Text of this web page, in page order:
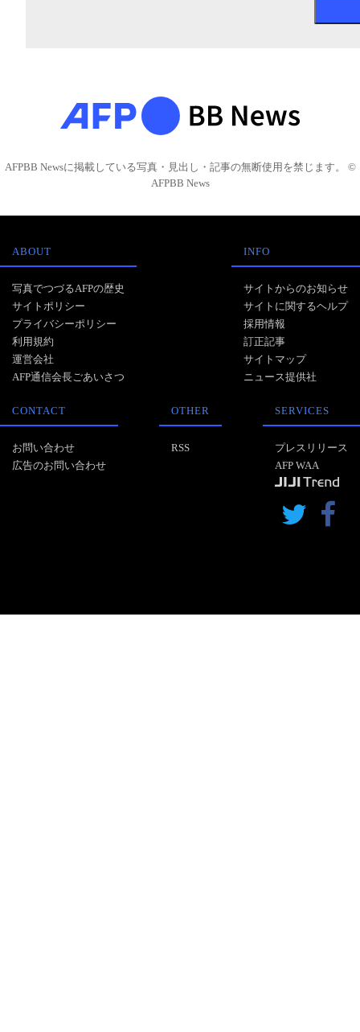
AFPBB Newsに掲載している写真・見出し・記事の無断使用を禁じます。 ©
AFPBB News
ABOUT
写真でつづるAFPの歴史
サイトポリシー
プライバシーポリシー
利用規約
運営会社
AFP通信会長ごあいさつ
INFO
サイトからのお知らせ
サイトに関するヘルプ
採用情報
訂正記事
サイトマップ
ニュース提供社
CONTACT
お問い合わせ
広告のお問い合わせ
OTHER
RSS
SERVICES
プレスリリース
AFP WAA